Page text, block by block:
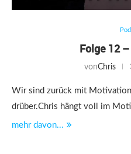
Folge 12
vonChris
Wir sind zurück mit
drüber.Chris hängt voll im
mehr davon...